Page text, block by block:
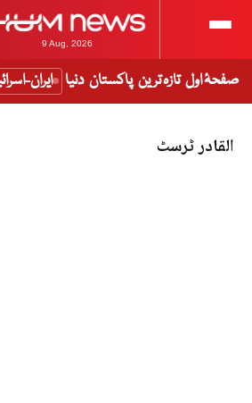
9 Aug, 2026
صفحۂ اول تازہ ترین پاکستان دنیا ایران-
القادر ٹرسٹ